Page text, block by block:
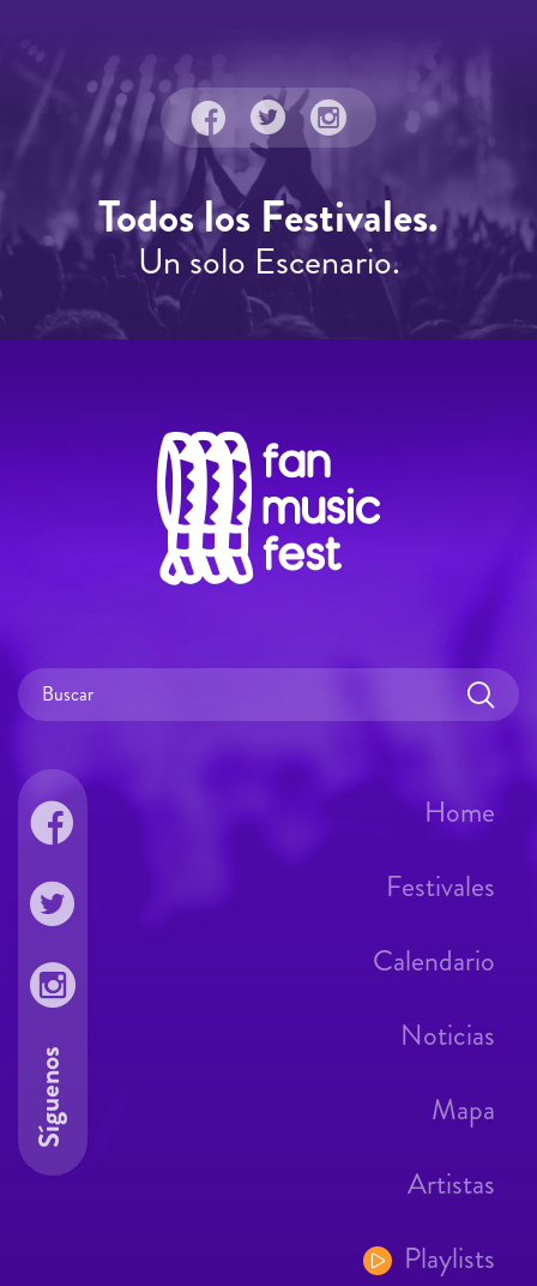
Todos los Festivales.
Un solo Escenario.
Home
Festivales
Calendario
Noticias
Mapa
Artistas
Playlists
Síguenos